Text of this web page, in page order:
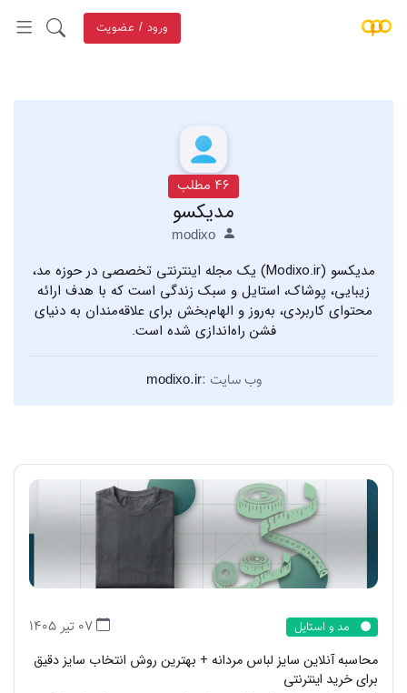
ورود / عضویت
46 مطلب
مدیکسو
modixo
مدیکسو (Modixo.ir) یک مجله اینترنتی تخصصی در حوزه مد،
زیبایی، پوشاک، استایل و سبک زندگی است که با هدف ارائه
محتوای کاربردی، به‌روز و الهام‌بخش برای علاقه‌مندان به دنیای
فشن راه‌اندازی شده است.
وب سایت :modixo.ir
مد و استایل
محاسبه آنلاین سایز لباس مردانه + بهترین روش انتخاب سایز دقیق
برای خرید اینترنتی